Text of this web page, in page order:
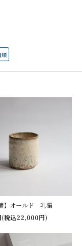
順
】オールド 乳濁
税込22,000円)